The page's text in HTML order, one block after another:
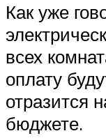
Как уже
всех
оплату
отразится
бюджете.